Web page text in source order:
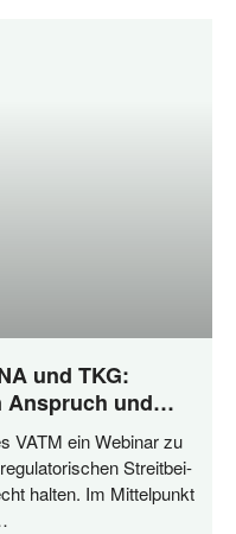
und TKG:
Anspruch und
VATM ein Web­i­nar zu
Streit­bei­
hal­ten. Im Mit­tel­punkt